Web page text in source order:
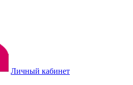
Личный кабинет